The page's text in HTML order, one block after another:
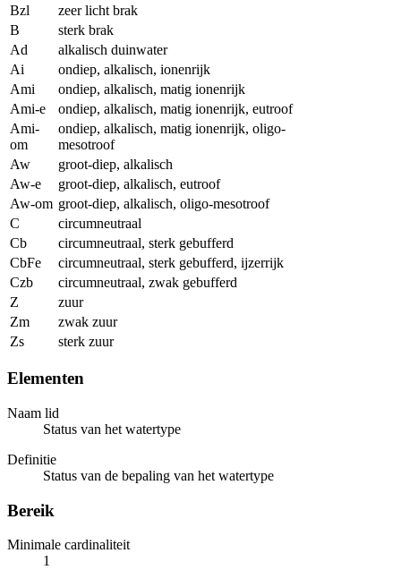
Bzl
zeer licht brak
B
sterk brak
Ad
alkalisch duinwater
Ai
ondiep, alkalisch, ionenrijk
Ami
ondiep, alkalisch, matig ionenrijk
Ami-e
ondiep, alkalisch, matig ionenrijk, eutroof
Ami-
om
ondiep, alkalisch, matig ionenrijk, oligo-
mesotroof
Aw
groot-diep, alkalisch
Aw-e
groot-diep, alkalisch, eutroof
Aw-om groot-diep, alkalisch, oligo-mesotroof
C
circumneutraal
Cb
circumneutraal, sterk gebufferd
CbFe
circumneutraal, sterk gebufferd, ijzerrijk
Czb
circumneutraal, zwak gebufferd
Z
zuur
Zm
zwak zuur
Zs
sterk zuur
Elementen
Naam lid
Status van het watertype
Definitie
Status van de bepaling van het watertype
Bereik
Minimale cardinaliteit
1